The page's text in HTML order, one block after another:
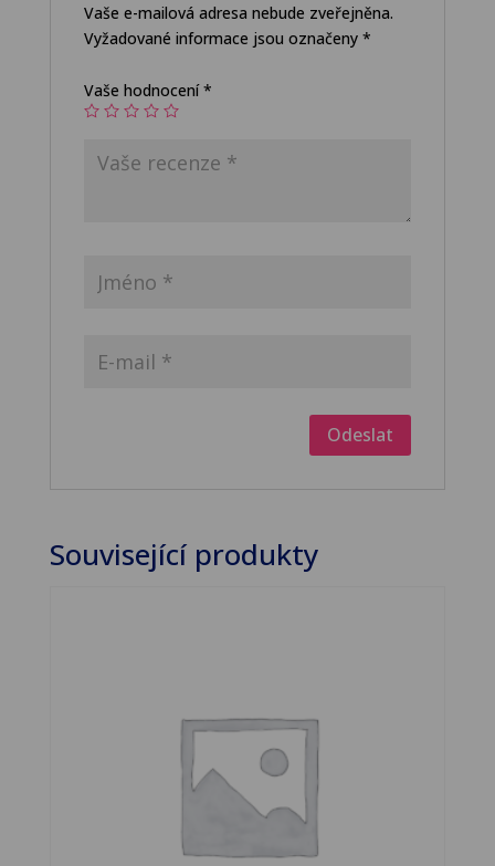
Vaše e-mailová adresa nebude zveřejněna.
Vyžadované informace jsou označeny *
Vaše hodnocení*
Související produkty